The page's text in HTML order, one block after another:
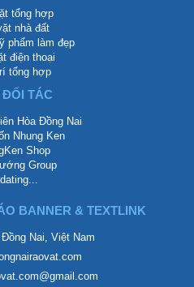
tổng hợp
nhà đất
phẩm làm đẹp
điện thoại
tổng hợp
TÁC
Hòa Đồng Nai
Nhung Ken
Shop
Group
BANNER & TEXTLINK
Đồng Nai, Việt Nam